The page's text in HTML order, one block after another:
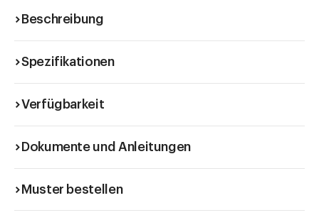
Beschreibung
Spezifikationen
Verfügbarkeit
Dokumente und Anleitungen
Muster bestellen